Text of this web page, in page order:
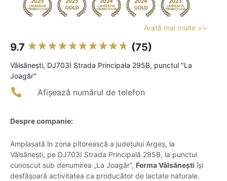
Arată mai multe >>
9.7 (75)
Vâlsăneşti, DJ703I Strada Principala 295B, punctul "La
Joagăr"
Afișează numărul de telefon
Despre companie:
Amplasată în zona pitorească a județului Argeș, la
Vâlsănești, pe DJ703I Strada Principală 295B, la punctul
cunoscut sub denumirea „La Joagăr”, Ferma Vâlsănești își
desfășoară activitatea ca producător de lactate naturale.